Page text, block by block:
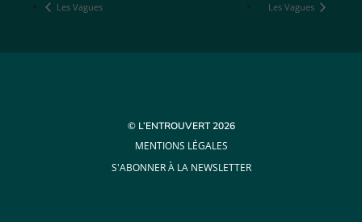
Les Vagues Les Vagues
© L’ENTROUVERT 2026
MENTIONS LÉGALES
S'ABONNER À LA NEWSLETTER